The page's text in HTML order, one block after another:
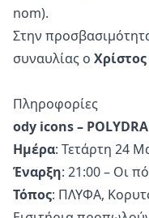
nom).
Στην
συναυλίας ο
Πληροφορίες
ody icons –
Ημέρα: Τετάρτη 24
Έναρξη: 21:00 – Οι
Τόπος: ΠΛΥΦΑ,